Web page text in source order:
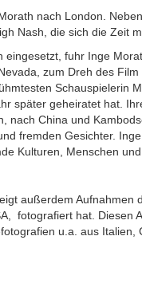
nach London.
Nash, die sich die Zeit
eingesetzt, fuhr Inge
zum Dreh des
Schauspielerin
später geheiratet hat.
nach China und
fremden Gesichter.
Kulturen, Menschen
außerdem
fotografiert hat. Diesen
u.a. aus